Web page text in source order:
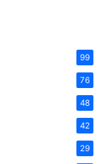
99
76
48
42
29